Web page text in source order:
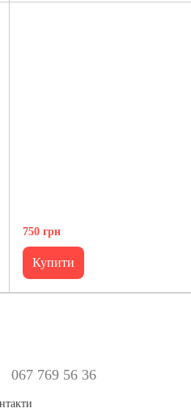
750 грн
Купити
067 769 56 36